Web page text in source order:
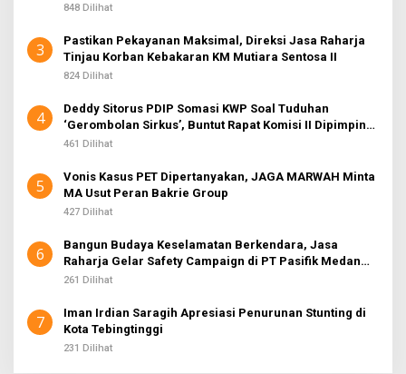
848 Dilihat
3
Pastikan Pekayanan Maksimal, Direksi Jasa Raharja
Tinjau Korban Kebakaran KM Mutiara Sentosa II
824 Dilihat
4
Deddy Sitorus PDIP Somasi KWP Soal Tuduhan
‘Gerombolan Sirkus’, Buntut Rapat Komisi II Dipimpin
Sufmi Dasco Ahmad
461 Dilihat
5
Vonis Kasus PET Dipertanyakan, JAGA MARWAH Minta
MA Usut Peran Bakrie Group
427 Dilihat
6
Bangun Budaya Keselamatan Berkendara, Jasa
Raharja Gelar Safety Campaign di PT Pasifik Medan
Industri
261 Dilihat
7
Iman Irdian Saragih Apresiasi Penurunan Stunting di
Kota Tebingtinggi
231 Dilihat